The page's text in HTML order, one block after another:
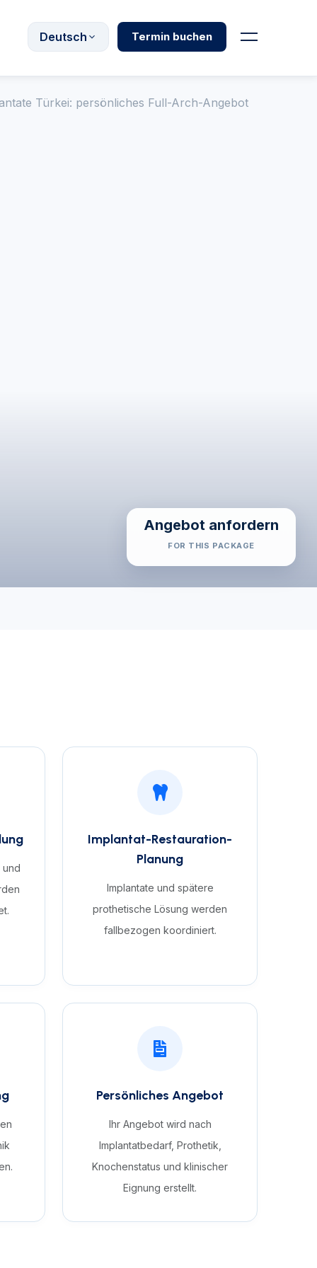
Deutsch Termin buchen
Angebot anfordern
FOR THIS PACKAGE
und
Implantat-Restauration-
Planung
Implantate und spätere
prothetische Lösung werden
fallbezogen koordiniert.
Persönliches Angebot
Ihr Angebot wird nach
Implantatbedarf, Prothetik,
Knochenstatus und klinischer
Eignung erstellt.